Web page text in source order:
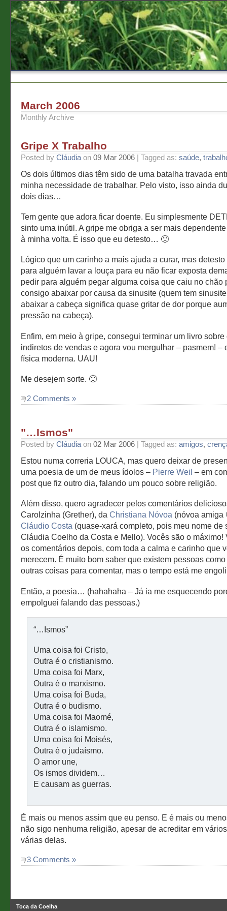
March 2006
Monthly Archive
Gripe X Trabalho
Posted by Cláudia on 09 Mar 2006 | Tagged as: saúde,
Os dois últimos dias têm sido de uma batalha travada
minha necessidade de trabalhar. Pelo visto, isso ainda
dois dias…
Tem gente que adora ficar doente. Eu simplesmente
sinto uma inútil. A gripe me obriga a ser mais
à minha volta. É isso que eu detesto… 🙂
Lógico que um carinho a mais ajuda a curar, mas
para alguém lavar a louça para eu não ficar exposta
pedir para alguém pegar alguma coisa que caiu no chão
consigo abaixar por causa da sinusite (quem tem
abaixar a cabeça significa quase gritar de dor porque
pressão na cabeça).
Enfim, em meio à gripe, consegui terminar um livro sobre
indiretos de vendas e agora vou mergulhar – pasmem! –
física moderna. UAU!
Me desejem sorte. 🙂
2 Comments »
"…Ismos"
Posted by Cláudia on 02 Mar 2006 | Tagged as: amigos,
Estou numa correria LOUCA, mas quero deixar de
uma poesia de um de meus ídolos – Pierre Weil – em
post que fiz outro dia, falando um pouco sobre religião.
Além disso, quero agradecer pelos comentários
Carolzinha (Grether), da Christiana Nóvoa (nóvoa amiga
Cláudio Costa (quase-xará completo, pois meu nome de
Cláudia Coelho da Costa e Mello). Vocês são o máximo!
os comentários depois, com toda a calma e carinho que
merecem. É muito bom saber que existem pessoas
outras coisas para comentar, mas o tempo está me
Então, a poesia… (hahahaha – Já ia me esquecendo
empolguei falando das pessoas.)
“…Ismos”
Uma coisa foi Cristo,
Outra é o cristianismo.
Uma coisa foi Marx,
Outra é o marxismo.
Uma coisa foi Buda,
Outra é o budismo.
Uma coisa foi Maomé,
Outra é o islamismo.
Uma coisa foi Moisés,
Outra é o judaísmo.
O amor une,
Os ismos dividem…
E causam as guerras.
É mais ou menos assim que eu penso. E é mais ou
não sigo nenhuma religião, apesar de acreditar em
várias delas.
3 Comments »
Toca da Coelha